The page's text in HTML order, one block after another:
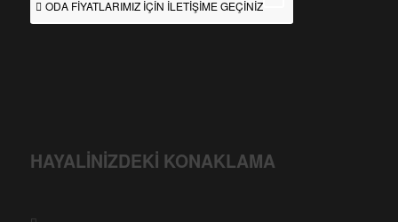
ODA FİYATLARIMIZ İÇİN İLETİŞİME GEÇİNİZ
HAYALİNİZDEKİ KONAKLAMA